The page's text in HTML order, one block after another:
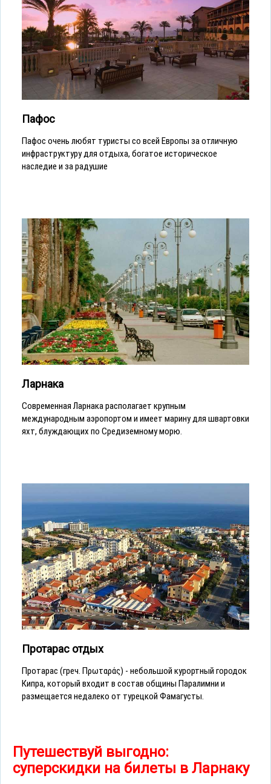
Пафос
Пафос очень любят туристы со всей Европы за отличную
инфраструктуру для отдыха, богатое историческое
наследие и за радушие
Ларнака
Современная Ларнака располагает крупным
международным аэропортом и имеет марину для швартовки
яхт, блуждающих по Средиземному морю.
Протарас отдых
Протарас (греч. Πρωταράς) - небольшой курортный городок
Кипра, который входит в состав общины Паралимни и
размещается недалеко от турецкой Фамагусты.
Путешествуй выгодно:
суперскидки на билеты в Ларнаку